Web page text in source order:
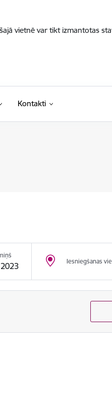
vietnē var tikt izmantotas
Kontakti
Iesniegšanas